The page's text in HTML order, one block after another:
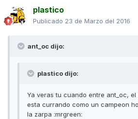
plastico
Publicado 23 de Marzo del 2016
ant_oc dijo:
plastico dijo:
Ya veras tu cuando entre ant_oc,
esta currando como un campeon
la zarpa :mrgreen: